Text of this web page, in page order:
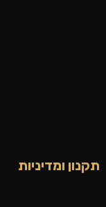
תקנון ומדיניות